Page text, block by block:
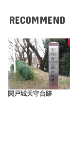
RECOMMEND
関戸城天守台跡